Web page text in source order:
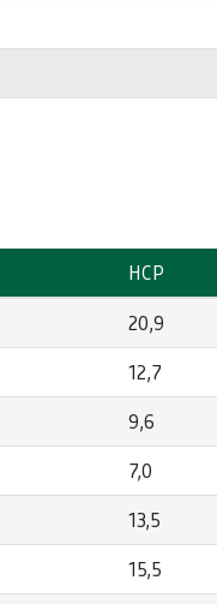
HCP
20,9
12,7
9,6
7,0
13,5
15,5